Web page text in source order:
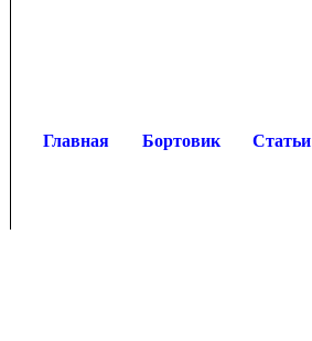
Главная Бортовик Статьи